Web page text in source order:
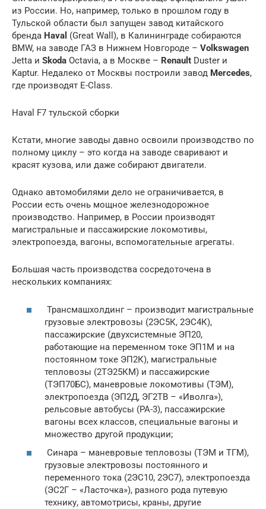
из России. Но, например, только в прошлом году в
Тульской области был запущен завод китайского
бренда Haval (Great Wall), в Калининграде собираются
BMW, на заводе ГАЗ в Нижнем Новгороде – Volkswagen
Jetta и Skoda Octavia, а в Москве – Renault Duster и
Kaptur. Недалеко от Москвы построили завод Mercedes,
где производят E-Class.
Haval F7 тульской сборки
Кстати, многие заводы давно освоили производство по
полному циклу – это когда на заводе сваривают и
красят кузова, или даже собирают двигатели.
Однако автомобилями дело не ограничивается, в
России есть очень мощное железнодорожное
производство. Например, в России производят
магистральные и пассажирские локомотивы,
электропоезда, вагоны, вспомогательные агрегаты.
Большая часть производства сосредоточена в
нескольких компаниях:
Трансмашхолдинг – производит магистральные
грузовые электровозы (2ЭС5К, 2ЭС4К),
пассажирские (двухсистемные ЭП20,
работающие на переменном токе ЭП1М и на
постоянном токе ЭП2К), магистральные
тепловозы (2ТЭ25КМ) и пассажирские
(ТЭП70БС), маневровые локомотивы (ТЭМ),
электропоезда (ЭП2Д, ЭГ2ТВ – «Иволга»),
рельсовые автобусы (РА-3), пассажирские
вагоны всех классов, специальные вагоны и
множество другой продукции;
Синара – маневровые тепловозы (ТЭМ и ТГМ),
грузовые электровозы постоянного и
переменного тока (2ЭС10, 2ЭС7), электропоезда
(ЭС2Г – «Ласточка»), разного рода путевую
технику, автомотрисы, краны, другие